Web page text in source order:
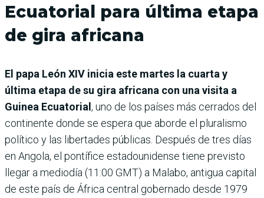
Ecuatorial para última etapa
de gira africana
El papa León XIV inicia este martes la cuarta y
última etapa de su gira africana con una visita a
Guinea Ecuatorial, uno de los países más cerrados del
continente donde se espera que aborde el pluralismo
político y las libertades públicas. Después de tres días
en Angola, el pontífice estadounidense tiene previsto
llegar a mediodía (11:00 GMT) a Malabo, antigua capital
de este país de África central gobernado desde 1979